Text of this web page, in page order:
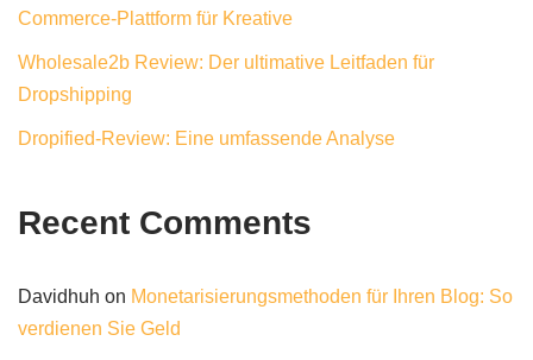
Commerce-Plattform für Kreative
Wholesale2b Review: Der ultimative Leitfaden für
Dropshipping
Dropified-Review: Eine umfassende Analyse
Recent Comments
Davidhuh on Monetarisierungsmethoden für Ihren Blog: So
verdienen Sie Geld